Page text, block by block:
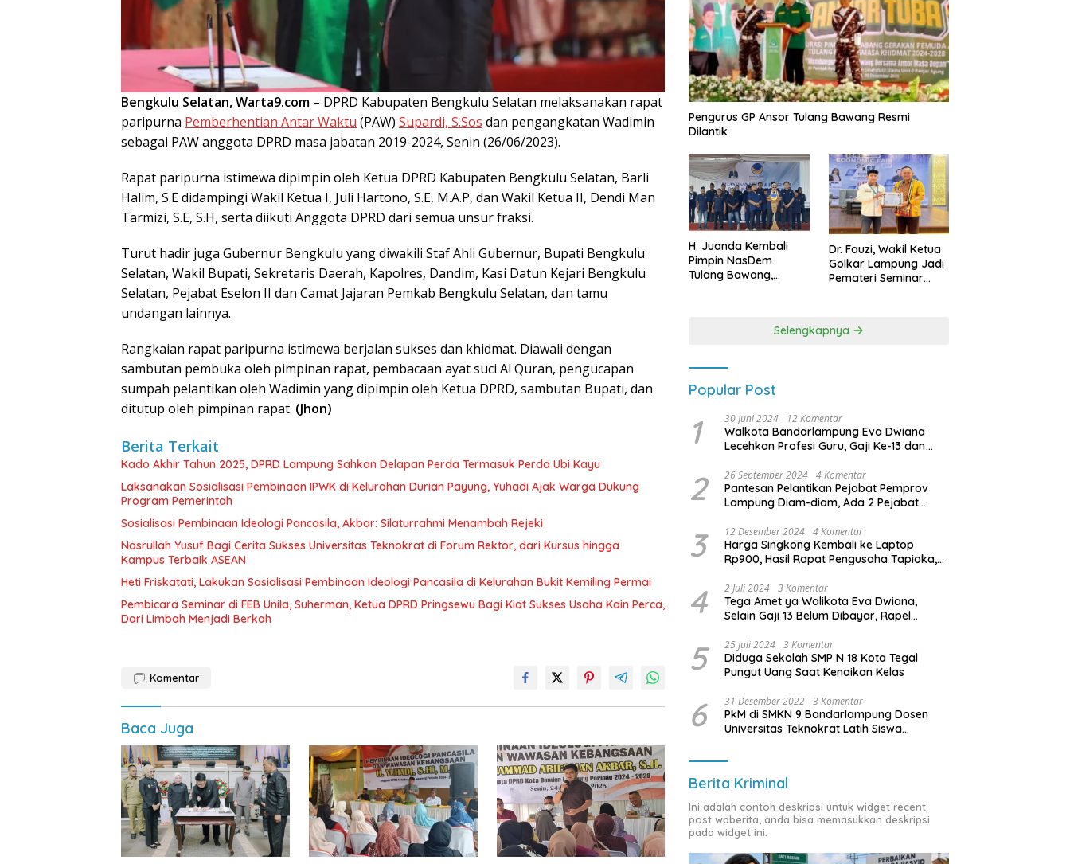
Bengkulu Selatan, Warta9.com – DPRD Kabupaten Bengkulu Selatan melaksanakan rapat
paripurna Pemberhentian Antar Waktu (PAW) Supardi, S.Sos dan pengangkatan Wadimin
sebagai PAW anggota DPRD masa jabatan 2019-2024, Senin (26/06/2023).
Rapat paripurna istimewa dipimpin oleh Ketua DPRD Kabupaten Bengkulu Selatan, Barli
Halim, S.E didampingi Wakil Ketua I, Juli Hartono, S.E, M.A.P, dan Wakil Ketua II, Dendi Man
Tarmizi, S.E, S.H, serta diikuti Anggota DPRD dari semua unsur fraksi.
Turut hadir juga Gubernur Bengkulu yang diwakili Staf Ahli Gubernur, Bupati Bengkulu
Selatan, Wakil Bupati, Sekretaris Daerah, Kapolres, Dandim, Kasi Datun Kejari Bengkulu
Selatan, Pejabat Eselon II dan Camat Jajaran Pemkab Bengkulu Selatan, dan tamu
undangan lainnya.
Rangkaian rapat paripurna istimewa berjalan sukses dan khidmat. Diawali dengan
sambutan pembuka oleh pimpinan rapat, pembacaan ayat suci Al Quran, pengucapan
sumpah pelantikan oleh Wadimin yang dipimpin oleh Ketua DPRD, sambutan Bupati, dan
ditutup oleh pimpinan rapat. (Jhon)
Berita Terkait
Kado Akhir Tahun 2025, DPRD Lampung Sahkan Delapan Perda Termasuk Perda Ubi Kayu
Laksanakan Sosialisasi Pembinaan IPWK di Kelurahan Durian Payung, Yuhadi Ajak Warga Dukung
Program Pemerintah
Sosialisasi Pembinaan Ideologi Pancasila, Akbar: Silaturrahmi Menambah Rejeki
Nasrullah Yusuf Bagi Cerita Sukses Universitas Teknokrat di Forum Rektor, dari Kursus hingga
Kampus Terbaik ASEAN
Heti Friskatati, Lakukan Sosialisasi Pembinaan Ideologi Pancasila di Kelurahan Bukit Kemiling Permai
Pembicara Seminar di FEB Unila, Suherman, Ketua DPRD Pringsewu Bagi Kiat Sukses Usaha Kain Perca,
Dari Limbah Menjadi Berkah
Komentar
Baca Juga
Pengurus GP Ansor Tulang Bawang Resmi
Dilantik
H. Juanda Kembali
Pimpin NasDem
Tulang Bawang,
Dr. Fauzi, Wakil Ketua
Golkar Lampung Jadi
Pemateri Seminar
Kebangsaan
Selengkapnya
Popular Post
1 30 Juni 2024 12 Komentar
Walkota Bandarlampung Eva Dwiana
Lecehkan Profesi Guru, Gaji Ke-13 dan
2 26 September 2024 4 Komentar
Pantesan Pelantikan Pejabat Pemprov
Lampung Diam-diam, Ada 2 Pejabat
3 12 Desember 2024 4 Komentar
Harga Singkong Kembali ke Laptop
Rp900, Hasil Rapat Pengusaha Tapioka,
Lampung
4 2 Juli 2024 3 Komentar
Tega Amet ya Walikota Eva Dwiana,
Selain Gaji 13 Belum Dibayar, Rapel
Dibayar
5 25 Juli 2024 3 Komentar
Diduga Sekolah SMP N 18 Kota Tegal
Pungut Uang Saat Kenaikan Kelas
6 31 Desember 2022 3 Komentar
PkM di SMKN 9 Bandarlampung Dosen
Universitas Teknokrat Latih Siswa
Berita Kriminal
Ini adalah contoh deskripsi untuk widget recent
post wpberita, anda bisa memasukkan deskripsi
pada widget ini.